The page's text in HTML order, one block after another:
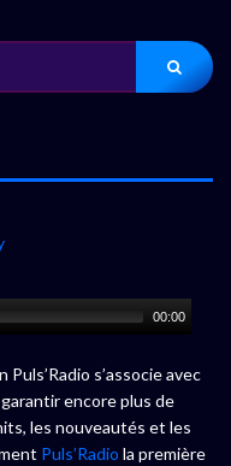
00:00
s’associe avec
encore plus de
les nouveautés et les
Puls’Radio la première